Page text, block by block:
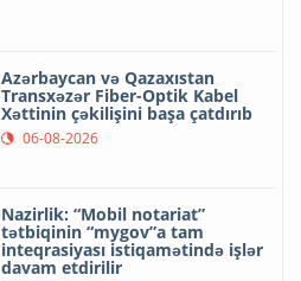
Azərbaycan və Qazaxıstan
Transxəzər Fiber-Optik Kabel
Xəttinin çəkilişini başa çatdırıb
06-08-2026
Nazirlik: “Mobil notariat”
tətbiqinin “mygov”a tam
inteqrasiyası istiqamətində işlər
davam etdirilir